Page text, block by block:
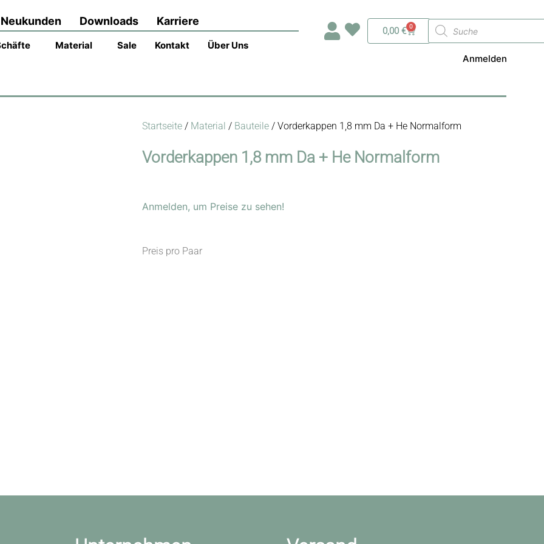
Neukunden Downloads Karriere
Material Sale Kontakt Über Uns
0,00 € 0 Warenkorb
Products
search
Anmelden
Startseite / Material / Bauteile / Vorderkappen 1,8 mm Da + He Normalform
Vorderkappen 1,8 mm Da + He Normalform
Anmelden, um Preise zu sehen!
Preis pro Paar